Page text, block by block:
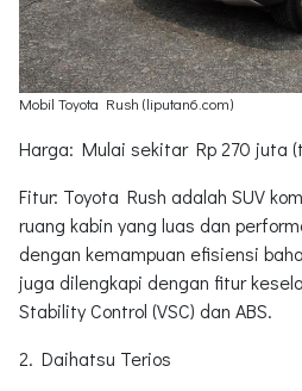
Mobil Toyota Rush (liputan6.com)
Harga: Mulai sekitar Rp 270 juta
Fitur: Toyota Rush adalah SUV
ruang kabin yang luas dan
dengan kemampuan efisiensi
juga dilengkapi dengan fitur
Stability Control (VSC) dan ABS.
2. Daihatsu Terios